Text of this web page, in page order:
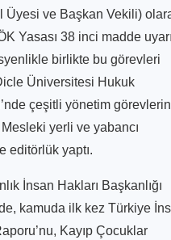
Üyesi ve Başkan Vekili)
Yasası 38 inci madde
birlikte bu görevleri
Üniversitesi Hukuk
çeşitli yönetim
yerli ve yabancı
editörlük yaptı.
İnsan Hakları Başkanlığı
kamuda ilk kez Türkiye
Kayıp Çocuklar